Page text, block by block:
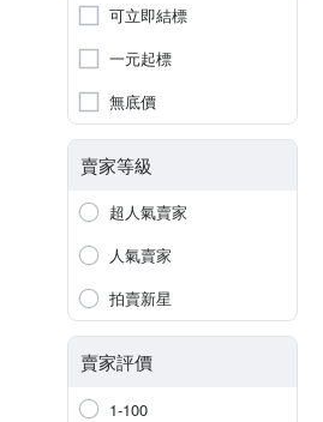
可立即結標
一元起標
無底價
賣家等級
超人氣賣家
人氣賣家
拍賣新星
賣家評價
1-100